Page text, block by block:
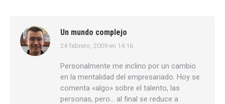
Un mundo complejo
dice:
24 febrero, 2009 en 14:16
Personalmente me inclino por un cambio
en la mentalidad del empresariado. Hoy se
comenta «algo» sobre el talento, las
personas, pero… al final se reduce a